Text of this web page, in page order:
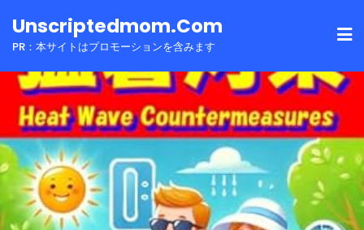
toUnscriptedmom.com
PR：本サイトはプロモーションを含みます